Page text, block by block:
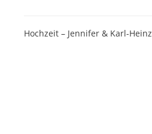
Hochzeit – Jennifer & Karl-Heinz